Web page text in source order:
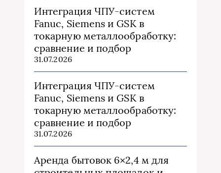
Интеграция ЧПУ-систем
Fanuc, Siemens и GSK в
токарную металлообработку:
сравнение и подбор
31.07.2026
Интеграция ЧПУ-систем
Fanuc, Siemens и GSK в
токарную металлообработку:
сравнение и подбор
31.07.2026
Аренда бытовок 6×2,4 м для